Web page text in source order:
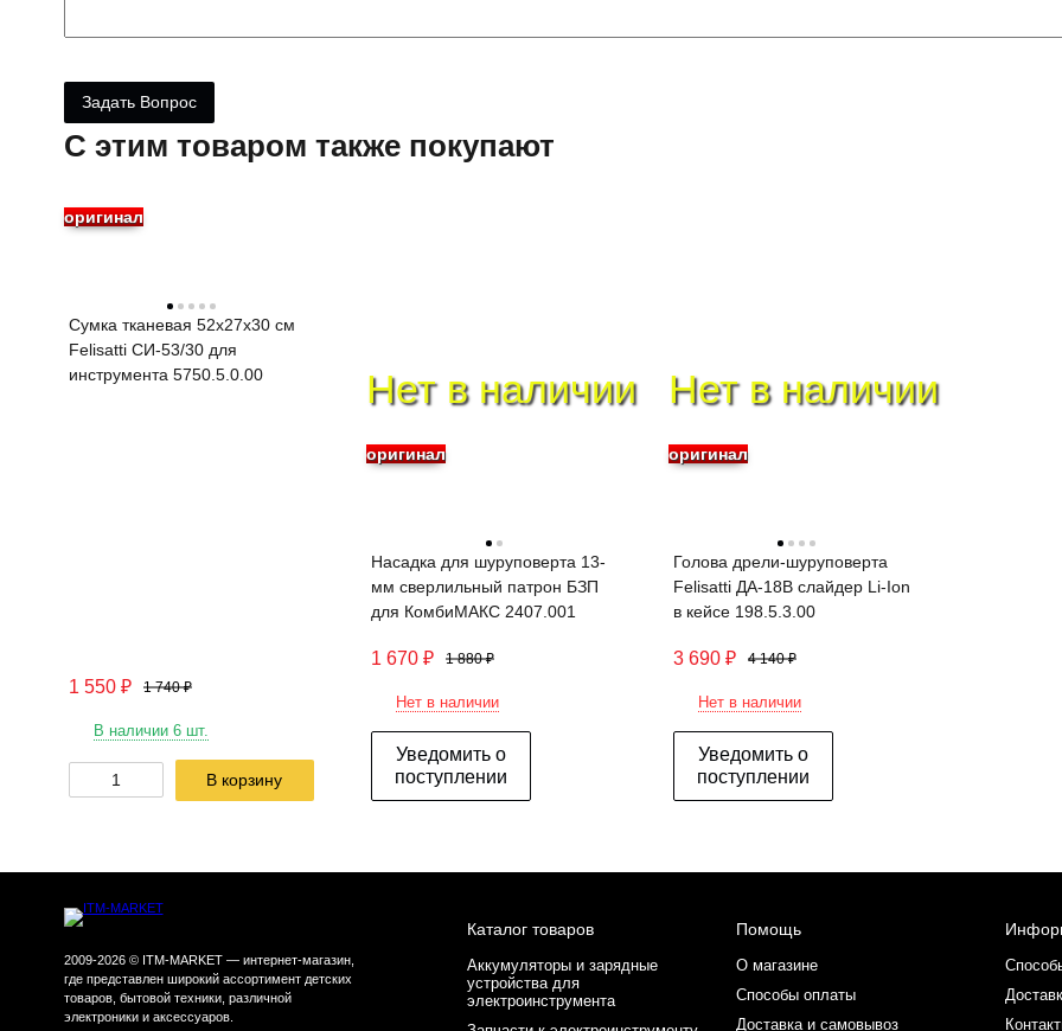
C этим товаром также покупают
оригинал
Сумка тканевая 52х27х30 см
Felisatti СИ-53/30 для
инструмента 5750.5.0.00
1 550 ₽ 1 740 ₽
В наличии 6 шт.
В корзину
Нет в наличии
оригинал
Насадка для шуруповерта 13-
мм сверлильный патрон БЗП
для КомбиМАКС 2407.001
1 670 ₽ 1 880 ₽
Нет в наличии
Уведомить о
поступлении
Нет в наличии
оригинал
Голова дрели-шуруповерта
Felisatti ДА-18В слайдер Li-Ion
в кейсе 198.5.3.00
3 690 ₽ 4 140 ₽
Нет в наличии
Уведомить о
поступлении
2009-2026 © ITM-MARKET — интернет-магазин,
где представлен широкий ассортимент детских
товаров, бытовой техники, различной
электроники и аксессуаров.
Каталог товаров
Аккумуляторы и зарядные
устройства для
электроинструмента
Помощь
О магазине
Способы оплаты
Доставка и самовывоз